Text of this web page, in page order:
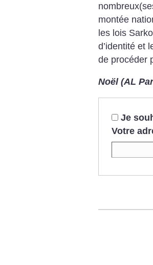
montée
les lois
d’identité et
de procéder
Noël (AL
Je
Votre